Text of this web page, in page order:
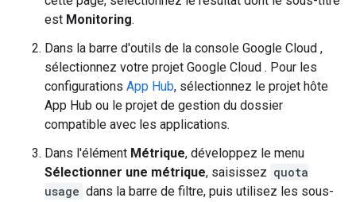
est Monitoring.
Dans la barre d'outils de la console Google Cloud ,
sélectionnez votre projet Google Cloud . Pour les
configurations App Hub, sélectionnez le projet hôte
App Hub ou le projet de gestion du dossier
compatible avec les applications.
Dans l'élément Métrique, développez le menu
Sélectionner une métrique, saisissez quota
usage dans la barre de filtre, puis utilisez les sous-